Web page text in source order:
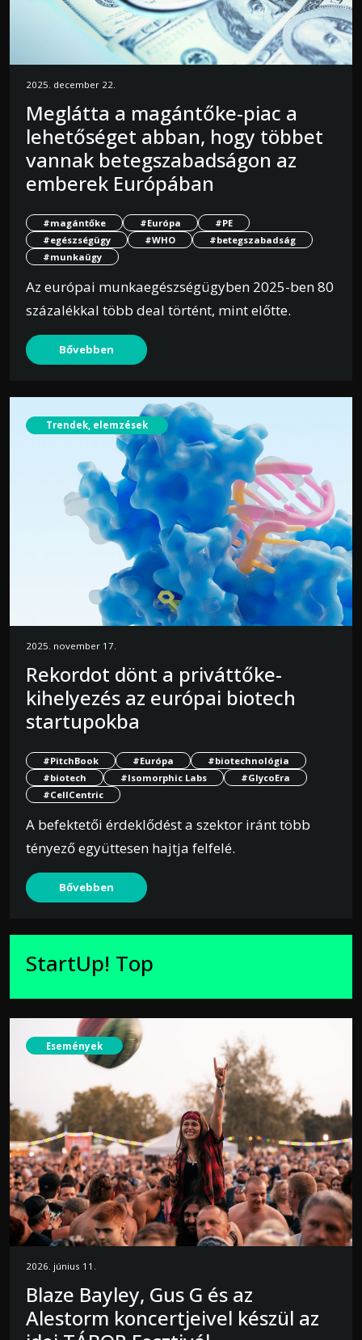
2025. december 22.
Meglátta a magántőke-piac a
lehetőséget abban, hogy többet
vannak betegszabadságon az
emberek Európában
#magántőke #Európa
#PE
#egészségügy
#WHO
#betegszabadság
#munkaügy
Az európai munkaegészségügyben 2025-ben 80
százalékkal több deal történt, mint előtte.
Bővebben
Trendek, elemzések
2025. november 17.
Rekordot dönt a priváttőke-
kihelyezés az európai biotech
startupokba
#PitchBook #Európa
#biotechnológia
#biotech
#Isomorphic Labs
#GlycoEra
#CellCentric
A befektetői érdeklődést a szektor iránt több
tényező együttesen hajtja felfelé.
Bővebben
StartUp! Top
Események
2026. június 11.
Blaze Bayley, Gus G és az
Alestorm koncertjeivel készül az